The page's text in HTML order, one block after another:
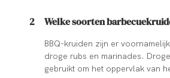
2 Welke soorten
BBQ-kruiden zijn er
droge rubs en marinades.
gebruikt om het oppervlak van